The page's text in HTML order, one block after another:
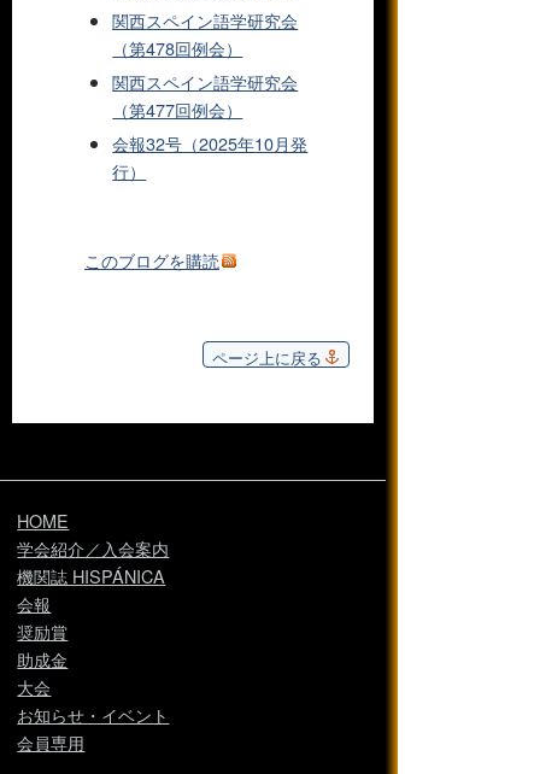
関西スペイン語学研究会
（第478回例会）
関西スペイン語学研究会
（第477回例会）
会報32号（2025年10月発
行）
このブログを購読
ページ上に戻る
HOME
学会紹介／入会案内
機関誌 HISPÁNICA
会報
奨励賞
助成金
大会
お知らせ・イベント
会員専用